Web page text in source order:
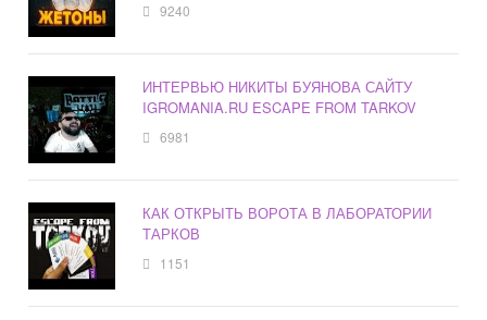
9240
ИНТЕРВЬЮ НИКИТЫ БУЯНОВА САЙТУ
IGROMANIA.RU ESCAPE FROM TARKOV
6981
КАК ОТКРЫТЬ ВОРОТА В ЛАБОРАТОРИИ
ТАРКОВ
1151